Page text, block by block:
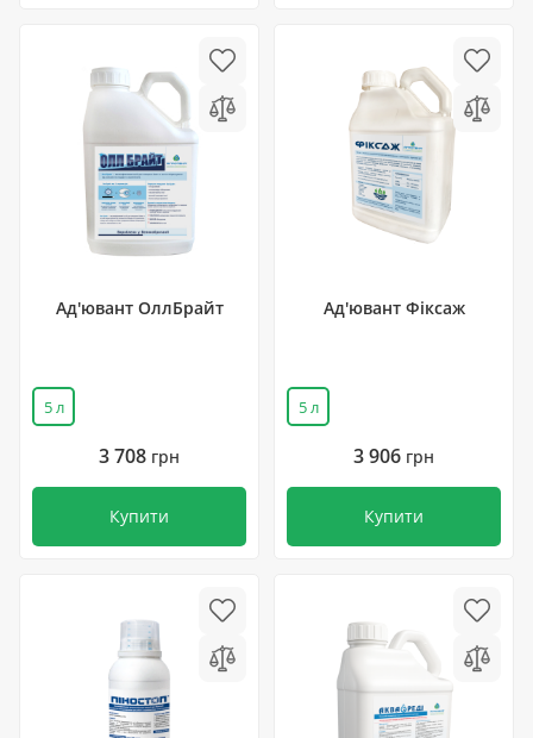
Ад'ювант ОллБрайт
5 л
3 708 грн
Купити
Ад'ювант Фіксаж
5 л
3 906 грн
Купити